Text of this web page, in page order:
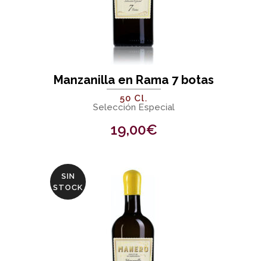
Manzanilla en Rama 7 botas
50 Cl.
Selección Especial
19,00€
SIN
STOCK